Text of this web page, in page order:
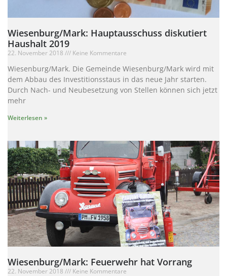
Wiesenburg/Mark: Hauptausschuss diskutiert
Haushalt 2019
22. November 2018 Keine Kommentare
Wiesenburg/Mark. Die Gemeinde Wiesenburg/Mark wird mit
dem Abbau des Investitionsstaus in das neue Jahr starten.
Durch Nach- und Neubesetzung von Stellen können sich jetzt
mehr
Weiterlesen »
Wiesenburg/Mark: Feuerwehr hat Vorrang
22. November 2018 Keine Kommentare